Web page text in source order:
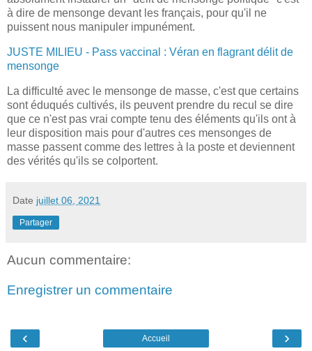
à dire de mensonge devant les français, pour qu'il ne
puissent nous manipuler impunément.
JUSTE MILIEU - Pass vaccinal : Véran en flagrant délit de
mensonge
La difficulté avec le mensonge de masse, c'est que certains
sont éduqués cultivés, ils peuvent prendre du recul se dire
que ce n'est pas vrai compte tenu des éléments qu'ils ont à
leur disposition mais pour d'autres ces mensonges de
masse passent comme des lettres à la poste et deviennent
des vérités qu'ils se colportent.
Date juillet 06, 2021
Partager
Aucun commentaire:
Enregistrer un commentaire
‹ ›
Accueil